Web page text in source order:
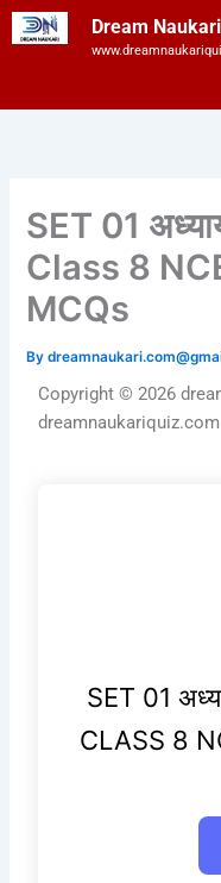
Skip
to
Dream
SET 01
Class 8
MCQs
By
Copyright © 2026
dreamnaukariquiz.com
SET 01
CLASS 8